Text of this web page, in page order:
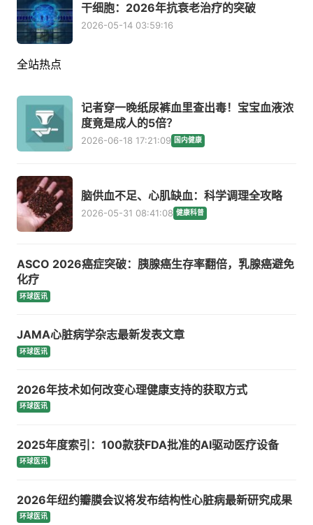
干细胞：2026年抗衰老治疗的突破
2026-05-14 03:59:16
全站热点
记者穿一晚纸尿裤血里查出毒！宝宝血液浓
度竟是成人的5倍？
2026-06-18 17:21:09 国内健康
脑供血不足、心肌缺血：科学调理全攻略
2026-05-31 08:41:08 健康科普
ASCO 2026癌症突破：胰腺癌生存率翻倍，乳腺癌避免
化疗
环球医讯
JAMA心脏病学杂志最新发表文章
环球医讯
2026年技术如何改变心理健康支持的获取方式
环球医讯
2025年度索引：100款获FDA批准的AI驱动医疗设备
环球医讯
2026年纽约瓣膜会议将发布结构性心脏病最新研究成果
环球医讯